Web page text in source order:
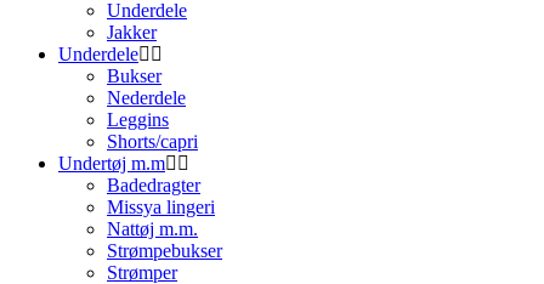
Underdele
Jakker
Underdele
Bukser
Nederdele
Leggins
Shorts/capri
Undertøj m.m
Badedragter
Missya lingeri
Nattøj m.m.
Strømpebukser
Strømper